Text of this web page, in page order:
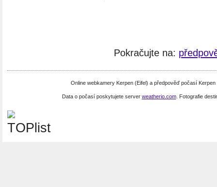
Pokračujte na:
Online webkamery Kerpen (Eifel) a předpověď počasí
Data o počasí poskytujete server weatherio.com. Fotografie